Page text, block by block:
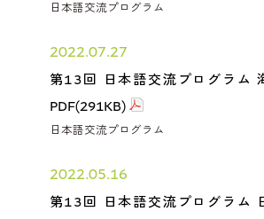
日本語交流プログラム
2022.07.27
第13回 日本語交流プログラム
PDF(291KB)
日本語交流プログラム
2022.05.16
第13回 日本語交流プログラム